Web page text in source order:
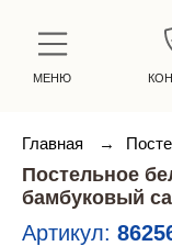
МЕНЮ
Главная →
Постельное
бамбуковый
Артикул: